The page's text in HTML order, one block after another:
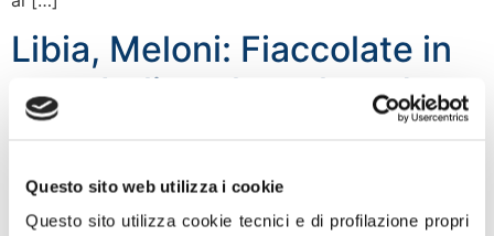
Questo sito web utilizza i cookie
Questo sito utilizza cookie tecnici e di profilazione propri
Libia, Meloni: Fiaccolate in
tutta Italia nel week end per
chiedere…